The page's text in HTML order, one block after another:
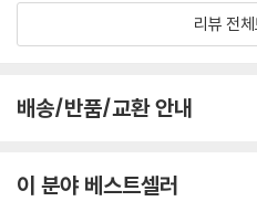
발작을 일으키기도 했다. 이러한 사
청나다. 문제는 강대국들이 은밀하고
서는 너무 소홀하다는 점이다. 극단적
하기 위해 국민의 사생활과 사상을 철
인간 통제기술의 위험성에 대한 경고
리뷰 전
배송/반품/교환 안내
이 분야 베스트셀러